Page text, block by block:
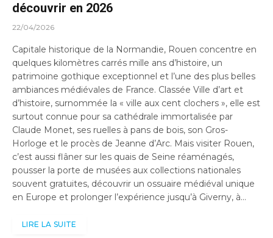
découvrir en 2026
22/04/2026
Capitale historique de la Normandie, Rouen concentre en
quelques kilomètres carrés mille ans d’histoire, un
patrimoine gothique exceptionnel et l’une des plus belles
ambiances médiévales de France. Classée Ville d’art et
d’histoire, surnommée la « ville aux cent clochers », elle est
surtout connue pour sa cathédrale immortalisée par
Claude Monet, ses ruelles à pans de bois, son Gros-
Horloge et le procès de Jeanne d’Arc. Mais visiter Rouen,
c’est aussi flâner sur les quais de Seine réaménagés,
pousser la porte de musées aux collections nationales
souvent gratuites, découvrir un ossuaire médiéval unique
en Europe et prolonger l’expérience jusqu’à Giverny, à…
LIRE LA SUITE